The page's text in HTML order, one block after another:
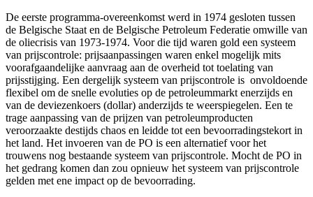
De eerste programma-overeenkomst werd in 1974 gesloten tussen
de Belgische Staat en de Belgische Petroleum Federatie omwille van
de oliecrisis van 1973-1974. Voor die tijd waren gold een systeem
van prijscontrole: prijsaanpassingen waren enkel mogelijk mits
voorafgaandelijke aanvraag aan de overheid tot toelating van
prijsstijging. Een dergelijk systeem van prijscontrole is onvoldoende
flexibel om de snelle evoluties op de petroleummarkt enerzijds en
van de deviezenkoers (dollar) anderzijds te weerspiegelen. Een te
trage aanpassing van de prijzen van petroleumproducten
veroorzaakte destijds chaos en leidde tot een bevoorradingstekort in
het land. Het invoeren van de PO is een alternatief voor het
trouwens nog bestaande systeem van prijscontrole. Mocht de PO in
het gedrang komen dan zou opnieuw het systeem van prijscontrole
gelden met ene impact op de bevoorrading.